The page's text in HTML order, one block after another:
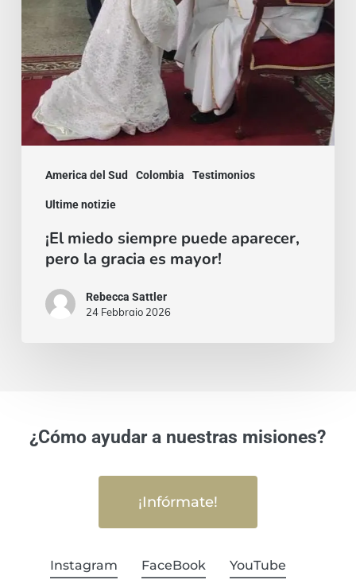
America del Sud Colombia Testimonios
Ultime notizie
es
mayor!
¡El miedo siempre puede aparecer,
pero la gracia es mayor!
Rebecca Sattler
24 Febbraio 2026
¿Cómo ayudar a nuestras misiones?
¡Infórmate!
Instagram FaceBook YouTube